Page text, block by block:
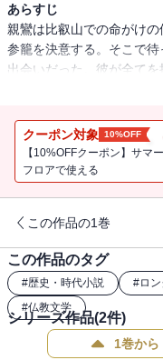
あらすじ
親鸞は比叡山での命がけ
参籠を決意する。そこで
出会いだった。彼が全て
謀と弾圧の嵐が吹き荒れ
クーポン対象 10%OFF
【10%OFFクーポン】サマ
フロアで使える
この作品の1巻
この作品のタグ
#歴史・時代小説 #ロ
#仏教文学
シリーズ作品(2件)
1巻から